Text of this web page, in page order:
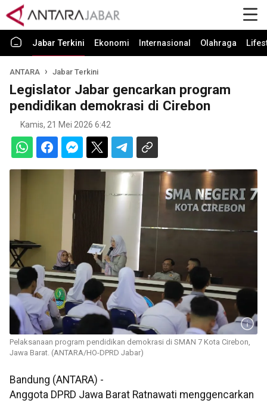
Jabar Terkini Ekonomi Internasional Olahraga
ANTARA Jabar Terkini
Legislator Jabar gencarkan program
pendidikan demokrasi di Cirebon
Kamis, 21 Mei 2026 6:42
Pelaksanaan program pendidikan demokrasi di SMAN 7 Kota Cirebon,
Jawa Barat. (ANTARA/HO-DPRD Jabar)
Bandung (ANTARA) -
Anggota DPRD Jawa Barat Ratnawati menggencarkan